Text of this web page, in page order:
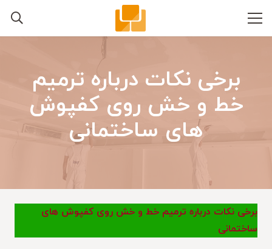
برخی نکات درباره ترمیم
خط و خش روی کفپوش
های ساختمانی
برخی نکات درباره ترمیم خط و خش روی کفپوش های
ساختمانی